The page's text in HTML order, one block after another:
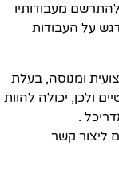
מעבודותיו
על העבודות
ומנוסה, בעלת
ולכן, יכולה להוות
.
ליצור קשר.